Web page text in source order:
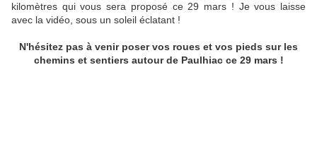
kilomètres qui vous sera proposé ce 29 mars ! Je vous laisse
avec la vidéo, sous un soleil éclatant !
N'hésitez pas à venir poser vos roues et vos pieds sur les
chemins et sentiers autour de Paulhiac ce 29 mars !